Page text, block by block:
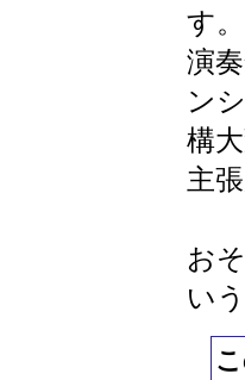
す。
演
ン
構
主
お
い